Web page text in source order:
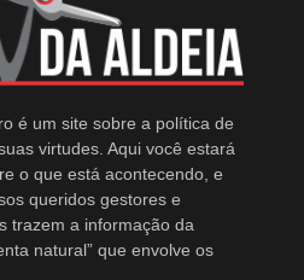
é um site sobre a política de
virtudes. Aqui você estará
o que está acontecendo, e
queridos gestores e
trazem a informação da
natural” que envolve os